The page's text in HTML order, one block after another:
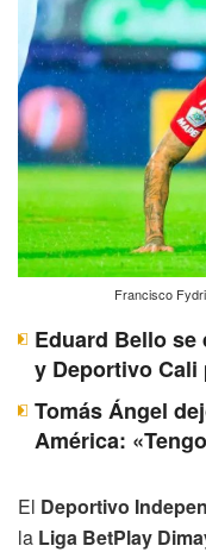
Francisco
Eduard Bello
y Deportivo
Tomás Ángel
América:
El Deportivo
la Liga BetPlay